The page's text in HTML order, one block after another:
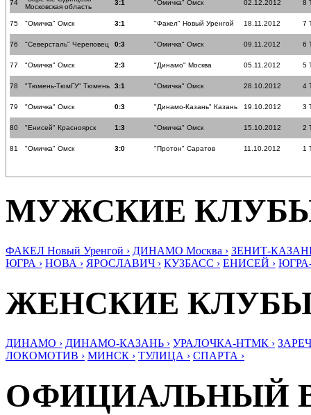
74
Московская область
3:1 "Омичка" Омск 02.12.2012 8
75 "Омичка" Омск 3:1 "Факел" Новый Уренгой 18.11.2012 7
76 "Северсталь" Череповец 0:3 "Омичка" Омск 09.11.2012 6
77 "Омичка" Омск 2:3 "Динамо" Москва 05.11.2012 5
78 "Тюмень-ТюмГУ" Тюмень 3:1 "Омичка" Омск 28.10.2012 4
79 "Омичка" Омск 0:3 "Динамо-Казань" Казань 19.10.2012 3
80 "Енисей" Красноярск 1:3 "Омичка" Омск 15.10.2012 2
81 "Омичка" Омск 3:0 "Протон" Саратов 11.10.2012 1
МУЖСКИЕ
ФАКЕЛ Новый Уренгой › ДИНАМО Москва › ЗЕНИТ-
ЮГРА › НОВА › ЯРОСЛАВИЧ › КУЗБАСС › ЕНИСЕЙ ›
ЖЕНСКИЕ
ДИНАМО › ДИНАМО-КАЗАНЬ › УРАЛОЧКА-НТМК ›
ЛОКОМОТИВ › МИНСК › ТУЛИЦА › СПАРТА ›
ОФИЦИАЛЬНЫЙ